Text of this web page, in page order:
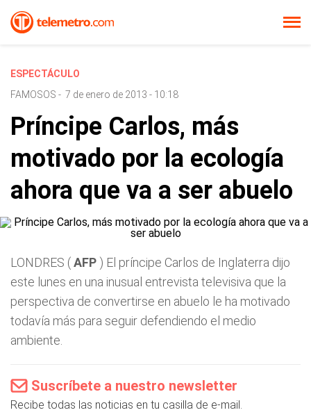
ESPECTÁCULO
FAMOSOS - 7 de enero de 2013 - 10:18
Príncipe Carlos, más
motivado por la ecología
ahora que va a ser abuelo
LONDRES (AFP ) El príncipe Carlos de Inglaterra dijo
este lunes en una inusual entrevista televisiva que la
perspectiva de convertirse en abuelo le ha motivado
todavía más para seguir defendiendo el medio
ambiente.
Suscríbete a nuestro newsletter
Recibe todas las noticias en tu casilla de e-mail.